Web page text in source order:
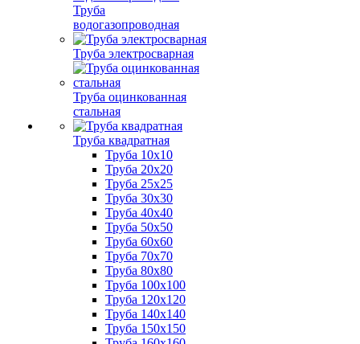
Труба
водогазопроводная
Труба электросварная
Труба оцинкованная
стальная
Труба квадратная
Труба 10x10
Труба 20x20
Труба 25x25
Труба 30x30
Труба 40x40
Труба 50x50
Труба 60x60
Труба 70x70
Труба 80x80
Труба 100x100
Труба 120x120
Труба 140x140
Труба 150x150